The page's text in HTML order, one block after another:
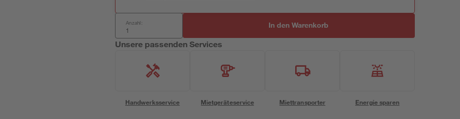
Anzahl: In den Warenkorb
Unsere passenden Services
Handwerksservice Mietgeräteservice Miettransporter Energie sparen